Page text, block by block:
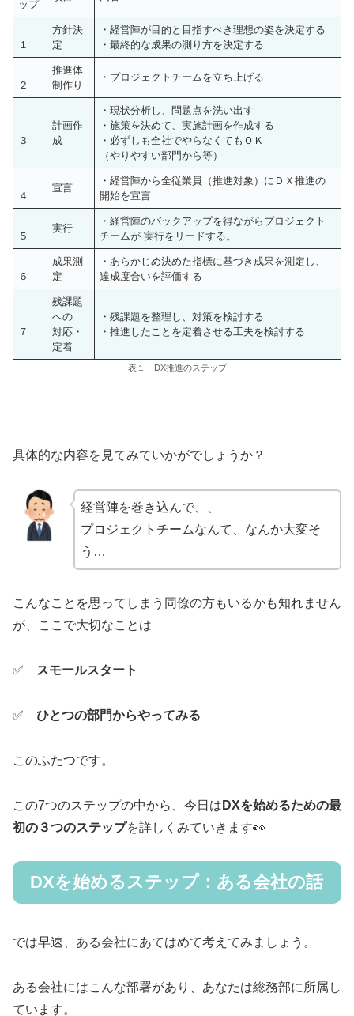
ップ
１
方針決
定
・経営陣が目的と目指すべき理想の姿を決定する
・最終的な成果の測り方を決定する
２
推進体
制作り
・プロジェクトチームを立ち上げる
３
計画作
成
・現状分析し、問題点を洗い出す
・施策を決めて、実施計画を作成する
・必ずしも全社でやらなくてもＯＫ
（やりやすい部門から等）
４
宣言
・経営陣から全従業員（推進対象）にＤＸ推進の
開始を宣言
５
実行
・経営陣のバックアップを得ながらプロジェクト
チームが 実行をリードする。
６
成果測
定
・あらかじめ決めた指標に基づき成果を測定し、
達成度合いを評価する
７
残課題
への
対応・
定着
・残課題を整理し、対策を検討する
・推進したことを定着させる工夫を検討する
表１ DX推進のステップ
具体的な内容を見てみていかがでしょうか？
経営陣を巻き込んで、、
プロジェクトチームなんて、なんか大変そ
う…
こんなことを思ってしまう同僚の方もいるかも知れません
が、ここで大切なことは
✅ スモールスタート
✅ ひとつの部門からやってみる
このふたつです。
この7つのステップの中から、今日は DXを始めるための最
初の３つのステップを詳しくみていきます👀
DXを始めるステップ：ある会社の話
では早速、ある会社にあてはめて考えてみましょう。
ある会社にはこんな部署があり、あなたは総務部に所属し
ています。